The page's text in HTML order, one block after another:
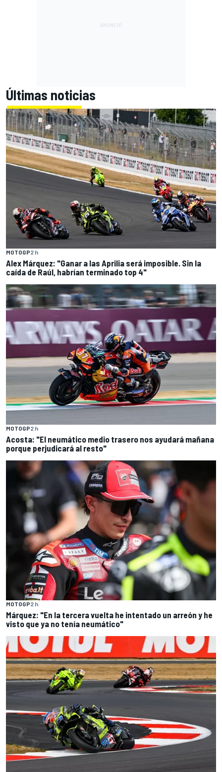
Últimas noticias
MOTOGP2 h
Alex Márquez: "Ganar a las Aprilia será imposible. Sin la
caída de Raúl, habrían terminado top 4"
MOTOGP2 h
Acosta: "El neumático medio trasero nos ayudará mañana
porque perjudicará al resto"
MOTOGP2 h
Márquez: "En la tercera vuelta he intentado un arreón y he
visto que ya no tenía neumático"